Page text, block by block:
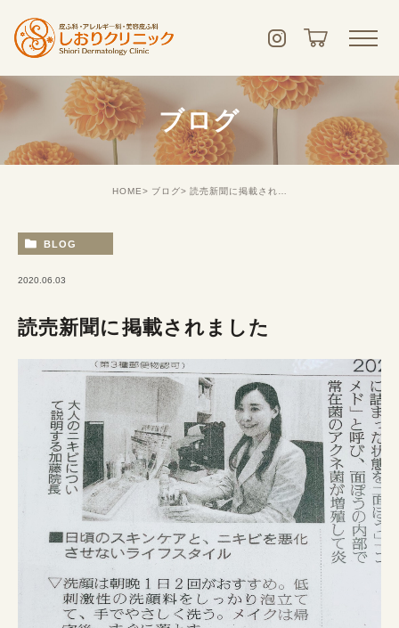
ブログ
HOME ブログ 読売新聞に掲載されました
BLOG
2020.06.03
読売新聞に掲載されました